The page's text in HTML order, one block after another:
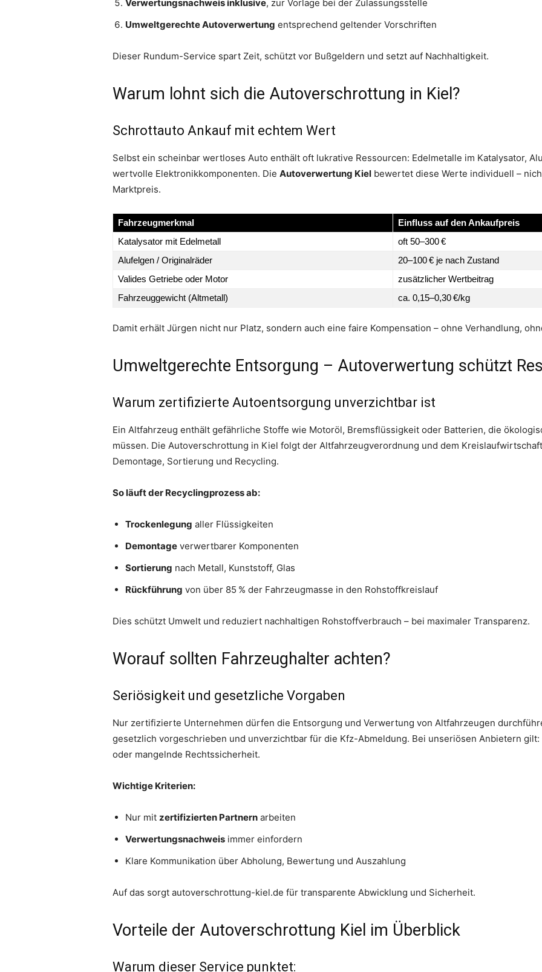
Verwertungsnachweis inklusive, zur Vorlage bei der Zulassungsstelle
Umweltgerechte Autoverwertung entsprechend geltender Vorschriften
Dieser Rundum-Service spart Zeit, schützt vor Bußgeldern und setzt auf Nachhaltigkeit.
Warum lohnt sich die Autoverschrottung in Kiel?
Schrottauto Ankauf mit echtem Wert
Selbst ein scheinbar wertloses Auto enthält oft lukrative Ressourcen: Edelmetalle im Katalysator,
wertvolle Elektronikkomponenten. Die Autoverwertung Kiel bewertet diese Werte individuell –
Marktpreis.
Fahrzeugmerkmal
Einfluss auf den Ankaufpreis
Katalysator mit Edelmetall
oft 50–300 €
Alufelgen / Originalräder
20–100 € je nach Zustand
Valides Getriebe oder Motor
zusätzlicher Wertbeitrag
Fahrzeuggewicht (Altmetall)
ca. 0,15–0,30 €/kg
Damit erhält Jürgen nicht nur Platz, sondern auch eine faire Kompensation – ohne Verhandlung,
Umweltgerechte Entsorgung – Autoverwertung schützt
Warum zertifizierte Autoentsorgung unverzichtbar ist
Ein Altfahrzeug enthält gefährliche Stoffe wie Motoröl, Bremsflüssigkeit oder Batterien, die
müssen. Die Autoverschrottung in Kiel folgt der Altfahrzeugverordnung und dem
Demontage, Sortierung und Recycling.
So läuft der Recyclingprozess ab:
Trockenlegung aller Flüssigkeiten
Demontage verwertbarer Komponenten
Sortierung nach Metall, Kunststoff, Glas
Rückführung von über 85 % der Fahrzeugmasse in den Rohstoffkreislauf
Dies schützt Umwelt und reduziert nachhaltigen Rohstoffverbrauch – bei maximaler Transparenz.
Worauf sollten Fahrzeughalter achten?
Seriösigkeit und gesetzliche Vorgaben
Nur zertifizierte Unternehmen dürfen die Entsorgung und Verwertung von Altfahrzeugen
gesetzlich vorgeschrieben und unverzichtbar für die Kfz-Abmeldung. Bei unseriösen Anbietern
oder mangelnde Rechtssicherheit.
Wichtige Kriterien:
Nur mit zertifizierten Partnern arbeiten
Verwertungsnachweis immer einfordern
Klare Kommunikation über Abholung, Bewertung und Auszahlung
Auf das sorgt autoverschrottung-kiel.de für transparente Abwicklung und Sicherheit.
Vorteile der Autoverschrottung Kiel im Überblick
Warum dieser Service punktet: